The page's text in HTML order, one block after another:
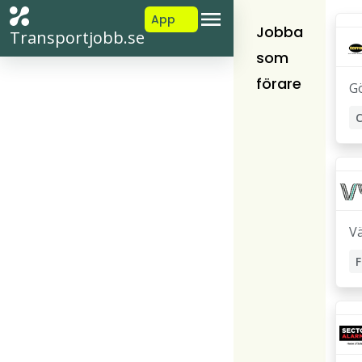
Transportjobb.se
App
Jobba
som
förare